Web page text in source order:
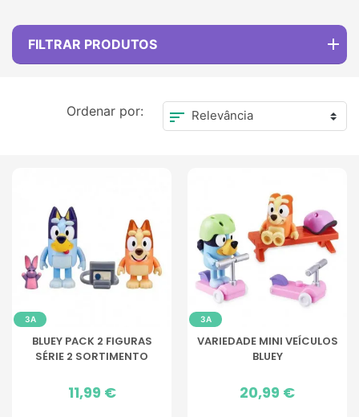
FILTRAR PRODUTOS
Ordenar por: sort
3A
BLUEY PACK 2 FIGURAS
SÉRIE 2 SORTIMENTO
Preço
11,99 €
3A
VARIEDADE MINI VEÍCULOS
BLUEY
Preço
20,99 €